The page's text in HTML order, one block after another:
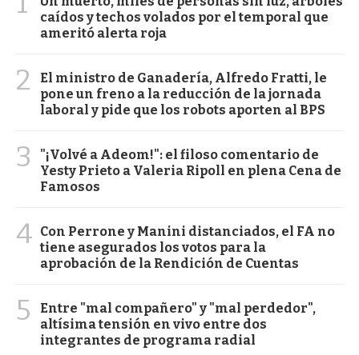
caídos y techos volados por el temporal que
ameritó alerta roja
2
El ministro de Ganadería, Alfredo Fratti, le
pone un freno a la reducción de la jornada
laboral y pide que los robots aporten al BPS
3
"¡Volvé a Adeom!": el filoso comentario de
Yesty Prieto a Valeria Ripoll en plena Cena de
Famosos
4 Con Perrone y Manini distanciados, el FA no
tiene asegurados los votos para la
aprobación de la Rendición de Cuentas
5
Entre "mal compañero" y "mal perdedor",
altísima tensión en vivo entre dos
integrantes de programa radial